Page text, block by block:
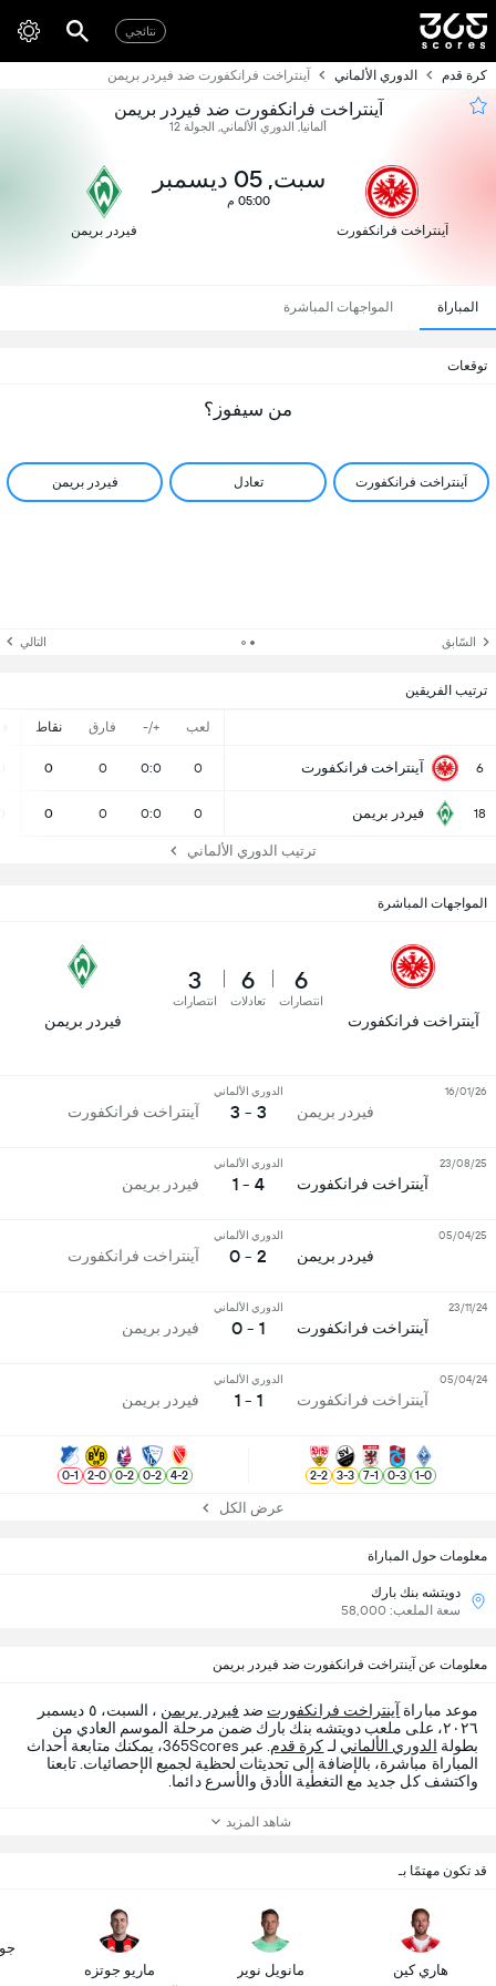
نتائجي
كرة قدم الدوري الألماني آينتراخت فرانكفورت ضد فيردر بريمن
آينتراخت فرانكفورت ضد فيردر بريمن
ألمانيا, الدوري الألماني, الجولة 12
آينتراخت فرانكفورت
سبت, 05 ديسمبر
05:00 م
فيردر بريمن
المباراة المواجهات المباشرة
توقعات
من سيفوز؟
آينتراخت فرانكفورت تعادل فيردر بريمن
السّابق التالي
ترتيب الفريقين
لعب +/- فارق نقاط
6 آينتراخت فرانكفورت 0
0:0
0
0
18 فيردر بريمن 0
0:0
0
0
ترتيب الدوري الألماني
معلومات حول المباراة
دويتشه بنك بارك
سعة الملعب: 58,000
المواجهات المباشرة
آينتراخت فرانكفورت
6
انتصارات
6
تعادلات
3
انتصارات
فيردر بريمن
فيردر بريمن
الدوري الألماني
3 - 3 آينتراخت فرانكفورت
16/01/26
آينتراخت فرانكفورت
الدوري الألماني
4 - 1 فيردر بريمن
23/08/25
فيردر بريمن
الدوري الألماني
2 - 0 آينتراخت فرانكفورت
05/04/25
آينتراخت فرانكفورت
الدوري الألماني
1 - 0 فيردر بريمن
23/11/24
آينتراخت فرانكفورت
الدوري الألماني
1 - 1 فيردر بريمن
05/04/24
0
-
1
3
-
0
1
-
7
3
-
3
2
-
2
2
-
4
2
-
0
2
-
0
0
-
2
1
-
0
عرض الكل
معلومات عن آينتراخت فرانكفورت ضد فيردر بريمن
موعد مباراة آينتراخت فرانكفورت ضد فيردر بريمن
، السبت، ٥ ديسمبر
٢٠٢٦، على ملعب دويتشه بنك بارك ضمن مرحلة الموسم العادي من
بطولة الدوري الألماني لـ كرة قدم
. عبر 365Scores، يمكنك متابعة أحداث
المباراة مباشرة، بالإضافة إلى تحديثات لحظية لجميع الإحصائيات. تابعنا
واكتشف كل جديد مع التغطية الأدق والأسرع دائما.
شاهد المزيد
قد تكون مهتمًا بـ
هاري كين مانويل نوير ماريو جوتزه